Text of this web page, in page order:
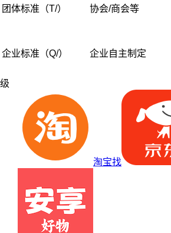
团体标准（T/） 协会/商会等
企业标准（Q/） 企业自主制定
级
淘宝找